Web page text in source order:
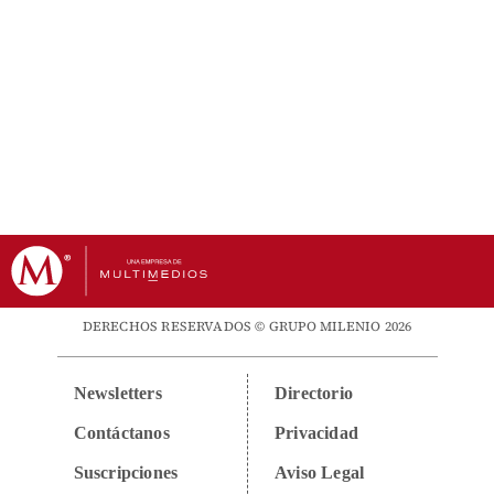
DERECHOS RESERVADOS © GRUPO MILENIO 2026
Newsletters
Contáctanos
Suscripciones
Directorio
Privacidad
Aviso Legal